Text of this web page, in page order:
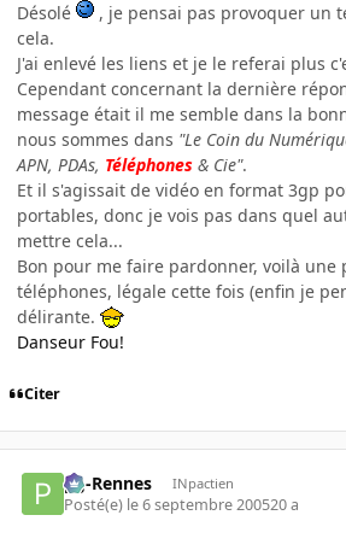
Désolé
, je pensai pas provoquer un
cela.
J'ai enlevé les liens et je le referai plus
Cependant concernant la dernière
message était il me semble dans la
nous sommes dans "Le Coin du
APN, PDAs, Téléphones & Cie".
Et il s'agissait de vidéo en format 3gp
portables, donc je vois pas dans quel
mettre cela...
Bon pour me faire pardonner, voilà une
téléphones, légale cette fois (enfin je
délirante.
Danseur Fou!
Citer
pg-Rennes INpactien
Posté(e) le 6 septembre 200520 a